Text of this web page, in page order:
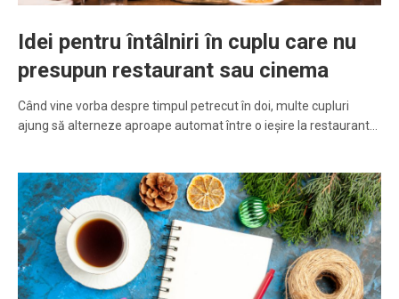
Idei pentru întâlniri în cuplu care nu
presupun restaurant sau cinema
Când vine vorba despre timpul petrecut în doi, multe cupluri
ajung să alterneze aproape automat între o ieșire la restaurant…